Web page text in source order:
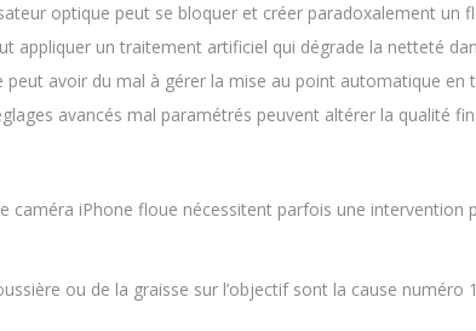
optique peut se bloquer et créer paradoxalement un
appliquer un traitement artificiel qui dégrade la netteté
avoir du mal à gérer la mise au point automatique en
avancés mal paramétrés peuvent altérer la qualité
caméra iPhone floue nécessitent parfois une intervention
ou de la graisse sur l’objectif sont la cause